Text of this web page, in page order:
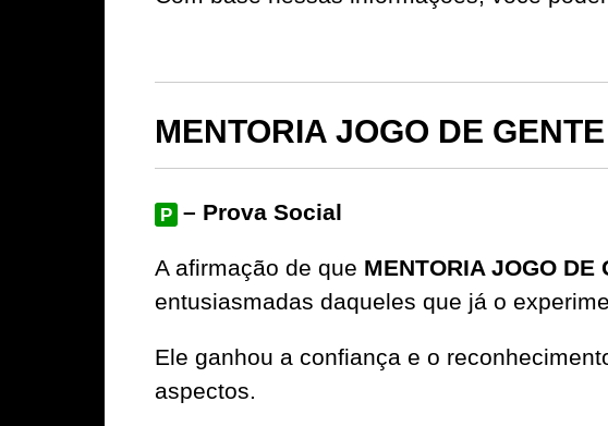
MENTORIA JOGO DE
P – Prova Social
A afirmação de que MENTORIA JOGO DE
entusiasmadas daqueles que já o
Ele ganhou a confiança e o
aspectos.